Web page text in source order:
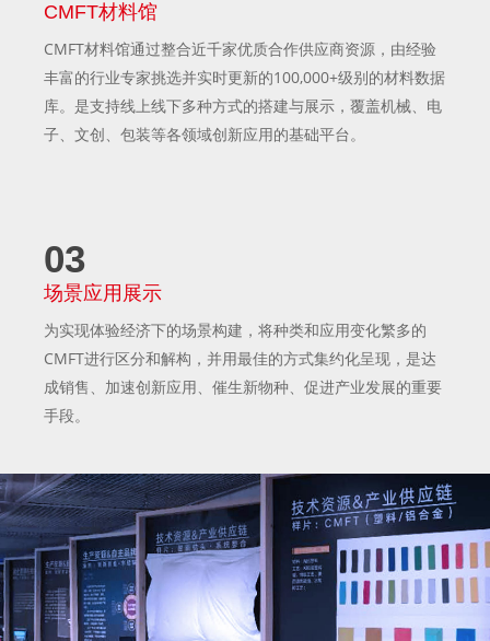
CMFT材料馆
CMFT材料馆通过整合近千家优质合作供应商资源，由经验
丰富的行业专家挑选并实时更新的100,000+级别的材料数据
库。是支持线上线下多种方式的搭建与展示，覆盖机械、电
子、文创、包装等各领域创新应用的基础平台。
03
场景应用展示
为实现体验经济下的场景构建，将种类和应用变化繁多的
CMFT进行区分和解构，并用最佳的方式集约化呈现，是达
成销售、加速创新应用、催生新物种、促进产业发展的重要
手段。